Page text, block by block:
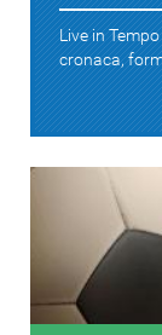
Live in
cronaca,